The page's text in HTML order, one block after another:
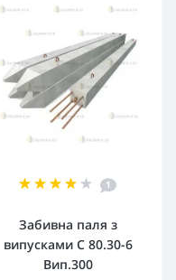
1
Забивна паля з
випусками С 80.30-6
Вип.300